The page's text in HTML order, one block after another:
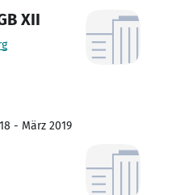
XII
- März 2019